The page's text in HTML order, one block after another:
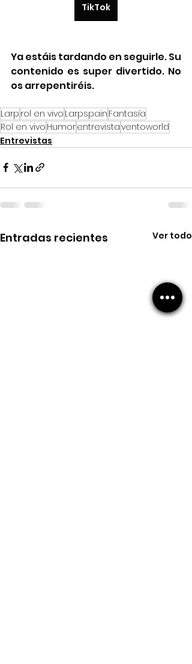
TikTok
Ya estáis tardando en seguirle. Su
contenido es super divertido. No
os arrepentiréis.
Larp rol en vivo Larpspain Fantasía
Rol en vivo Humorentrevistaventoworld
Entrevistas
Entradas recientes Ver todo